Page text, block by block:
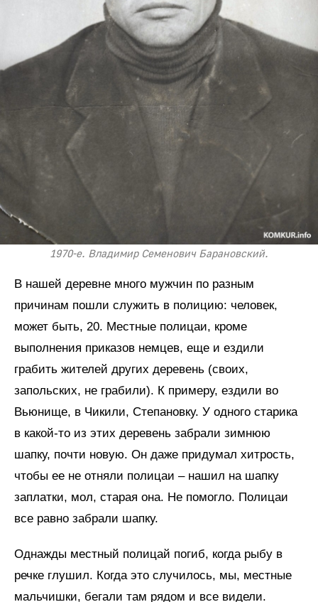
1970-е. Владимир Семенович Барановский.
В нашей деревне много мужчин по разным
причинам пошли служить в полицию: человек,
может быть, 20. Местные полицаи, кроме
выполнения приказов немцев, еще и ездили
грабить жителей других деревень (своих,
запольских, не грабили). К примеру, ездили во
Вьюнище, в Чикили, Степановку. У одного старика
в какой-то из этих деревень забрали зимнюю
шапку, почти новую. Он даже придумал хитрость,
чтобы ее не отняли полицаи – нашил на шапку
заплатки, мол, старая она. Не помогло. Полицаи
все равно забрали шапку.
Однажды местный полицай погиб, когда рыбу в
речке глушил. Когда это случилось, мы, местные
мальчишки, бегали там рядом и все видели.